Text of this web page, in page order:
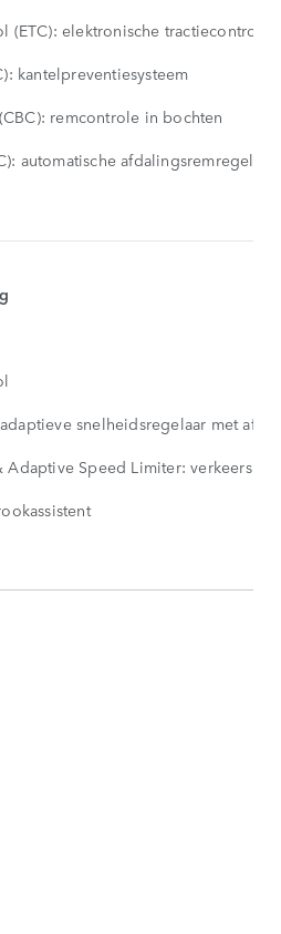
(ETC): elektronische
kantelpreventiesysteem
remcontrole in bochten
automatische afdalingsremregeling
snelheidsregelaar met
Adaptive Speed Limiter: